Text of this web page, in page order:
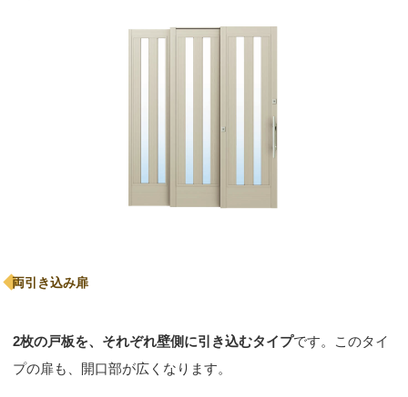
両引き込み扉
2枚の戸板を、それぞれ壁側に引き込むタイプです。このタイ
プの扉も、開口部が広くなります。